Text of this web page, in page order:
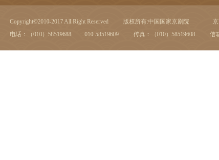
Copyright©2010-2017 All Right Reserved 版权所有:中国国家京剧院
电话：（010）58519688 010-58519609
传真：（010）58519608 信